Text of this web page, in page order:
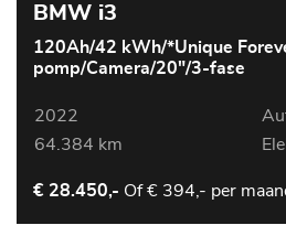
BMW i3
120Ah/42 kWh/*Unique
pomp/Camera/20"/3-fase
2022
64.384 km
€ 28.450,- Of€ 394,- per